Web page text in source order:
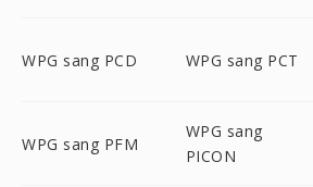
WPG sang PCD WPG sang PCT
WPG sang PFM
WPG sang
PICON